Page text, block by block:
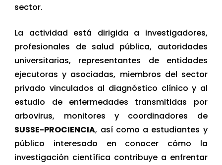
sector.
La actividad está dirigida a investigadores,
profesionales de salud pública, autoridades
universitarias, representantes de entidades
ejecutoras y asociadas, miembros del sector
privado vinculados al diagnóstico clínico y al
estudio de enfermedades transmitidas por
arbovirus, monitores y coordinadores de
SUSSE-PROCIENCIA, así como a estudiantes y
público interesado en conocer cómo la
investigación científica contribuye a enfrentar